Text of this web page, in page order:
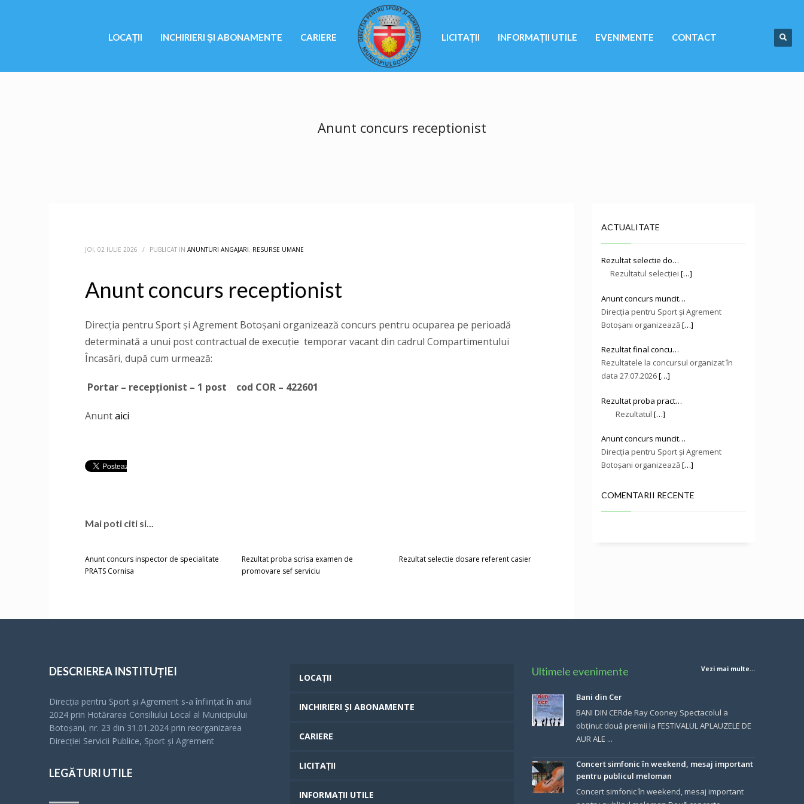
LOCAȚII INCHIRIERI ȘI ABONAMENTE CARIERE LICITAȚII INFORMAȚII UTILE EVENIMENTE CONTACT
Anunt concurs receptionist
JOI, 02 IULIE 2026 / PUBLICAT IN ANUNTURI ANGAJARI, RESURSE UMANE
Anunt concurs receptionist
Direcţia pentru Sport și Agrement Botoşani organizează concurs pentru ocuparea pe perioadă
determinată a unui post contractual de execuție temporar vacant din cadrul Compartimentului
Încasări, după cum urmează:
Portar – recepționist – 1 post cod COR – 422601
Anuntaici
Mai poti citi si...
Anunt concurs inspector de specialitate
PRATS Cornisa
Rezultat proba scrisa examen de
promovare sef serviciu
Rezultat selectie dosare referent casier
ACTUALITATE
Rezultat selectie do…
Rezultatul selecției […]
Anunt concurs muncit…
Direcţia pentru Sport și Agrement
Botoşani organizează[…]
Rezultat final concu…
Rezultatele la concursul organizat în
data 27.07.2026[…]
Rezultat proba pract…
Rezultatul […]
Anunt concurs muncit…
Direcţia pentru Sport și Agrement
Botoşani organizează[…]
COMENTARII RECENTE
DESCRIEREA INSTITUȚIEI
Direcția pentru Sport și Agrement s-a înfiinţat în anul
2024 prin Hotărarea Consiliului Local al Municipiului
Botoșani, nr. 23 din 31.01.2024 prin reorganizarea
Direcției Servicii Publice, Sport și Agrement
LEGĂTURI UTILE
LOCAȚII
INCHIRIERI ȘI ABONAMENTE
CARIERE
LICITAȚII
INFORMAȚII UTILE
Ultimele evenimente Vezi mai multe...
Bani din Cer
BANI DIN CERde Ray Cooney Spectacolul a
obținut două premii la FESTIVALUL APLAUZELE DE
AUR ALE ...
Concert simfonic în weekend, mesaj important
pentru publicul meloman
Concert simfonic în weekend, mesaj important